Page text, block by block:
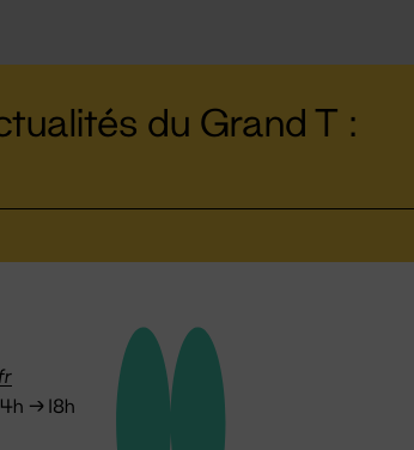
du Grand T :
→ 18h